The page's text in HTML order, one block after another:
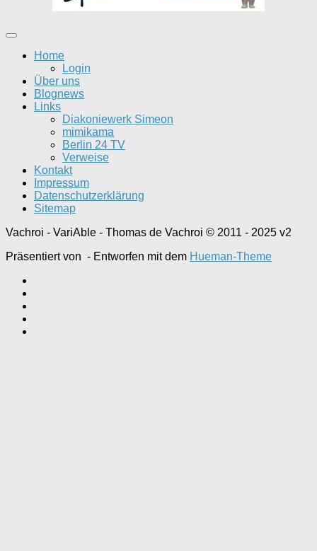
Home
Login
Über uns
Blognews
Links
Diakoniewerk Simeon
mimikama
Berlin 24 TV
Verweise
Kontakt
Impressum
Datenschutzerklärung
Sitemap
Vachroi - VariAble - Thomas de Vachroi © 2011 - 2025 v2
Präsentiert von - Entworfen mit dem Hueman-Theme